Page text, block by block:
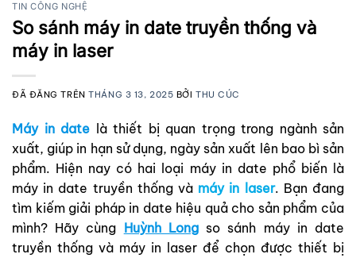
TIN CÔNG NGHỆ
So sánh máy in date truyền thống và
máy in laser
ĐÃ ĐĂNG TRÊNTHÁNG 3 13, 2025 BỞITHU CÚC
Máy in date là thiết bị quan trọng trong ngành sản
xuất, giúp in hạn sử dụng, ngày sản xuất lên bao bì sản
phẩm. Hiện nay có hai loại máy in date phổ biến là
máy in date truyền thống và máy in laser. Bạn đang
tìm kiếm giải pháp in date hiệu quả cho sản phẩm của
mình? Hãy cùng Huỳnh Longso sánh máy in date
truyền thống và máy in laser để chọn được thiết bị